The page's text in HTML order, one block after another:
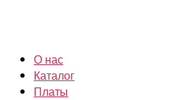
О нас
Каталог
Платы